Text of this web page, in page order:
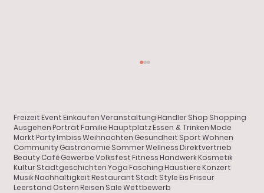
SVentura: Zurück ins Leben
FreizeitEventEinkaufenVeranstaltungHändlerShop Shopping
AusgehenPorträtFamilieHauptplatzEssen & TrinkenMode
MarktPartyImbiss Weihnachten Gesundheit Sport Wohnen
CommunityGastronomie SommerWellnessDirektvertrieb
BeautyCaféGewerbeVolksfestFitnessHandwerkKosmetik
KulturStadtgeschichten YogaFaschingHaustiereKonzert
MusikNachhaltigkeitRestaurant Stadt StyleEisFriseur
Leerstand OsternReisen Sale Wettbewerb
Shopping
Gastronomie
Porträt